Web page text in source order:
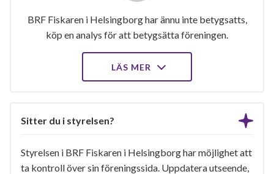
BRF Fiskaren i Helsingborg har ännu inte betygsatts,
köp en analys för att betygsätta föreningen.
LÄS MER
Sitter du i styrelsen?
Styrelsen i BRF Fiskaren i Helsingborg har möjlighet att
ta kontroll över sin föreningssida. Uppdatera utseende,